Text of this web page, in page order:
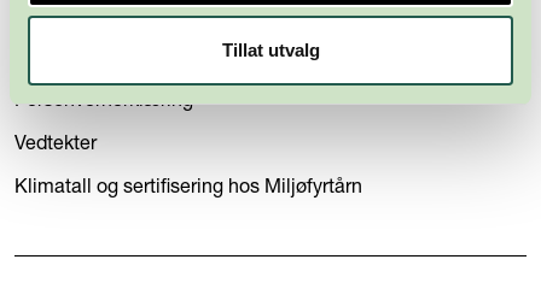
Tillat utvalg
Om oss
Personvernerklæring
Vedtekter
Klimatall og sertifisering hos Miljøfyrtårn